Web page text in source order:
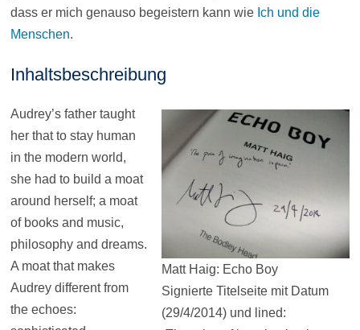
dass er mich genauso begeistern kann wie Ich und die
Menschen.
Inhaltsbeschreibung
Matt Haig: Echo Boy
Signierte Titelseite mit Datum
(29/4/2014) und lined:
Audrey’s father taught
her that to stay human
in the modern world,
she had to build a moat
around herself; a moat
of books and music,
philosophy and dreams.
A moat that makes
Audrey different from
the echoes: